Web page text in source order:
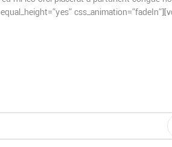
bottom: 30px !important;}”][/vc_column][/vc_row][vc_row equal_height=”yes” css_animation=”fadeIn”